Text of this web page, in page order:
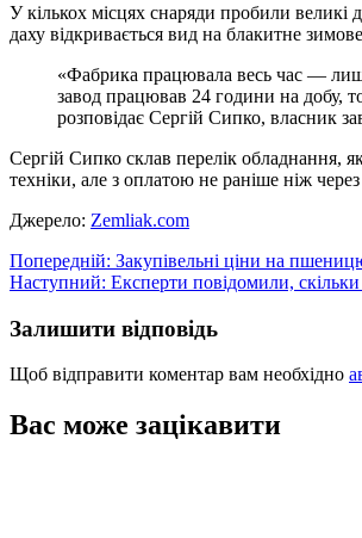
У кількох місцях снаряди пробили великі
даху відкривається вид на блакитне
«Фабрика працювала весь час —
завод працював 24 години на добу,
розповідає Сергій Сипко, власник
Сергій Сипко склав перелік обладнання,
техніки, але з оплатою не раніше ніж
Джерело: Zemliak.com
Навігація
записів
Попередній: Закупівельні ціни на
Наступний: Експерти повідомили,
Залишити відповідь
Щоб відправити коментар вам необхідно
Вас може зацікавити